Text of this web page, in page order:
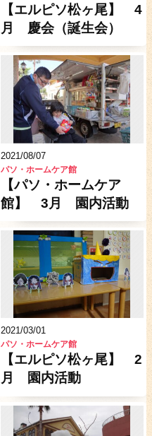
【エルピソ松ヶ尾】 4
月 慶会（誕生会）
2021/08/07
パソ・ホームケア館
【パソ・ホームケア
館】 3月 園内活動
2021/03/01
パソ・ホームケア館
【エルピソ松ヶ尾】 2
月 園内活動